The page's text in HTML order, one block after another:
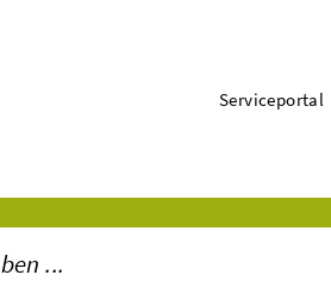
Serviceportal